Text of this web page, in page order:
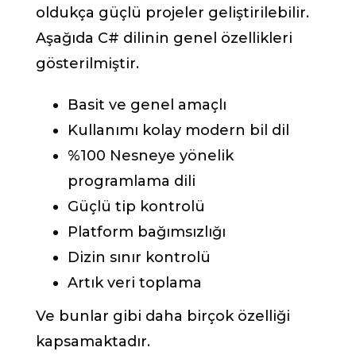
oldukça güçlü projeler geliştirilebilir.
Aşağıda C# dilinin genel özellikleri
gösterilmiştir.
Basit ve genel amaçlı
Kullanımı kolay modern bil dil
%100 Nesneye yönelik
programlama dili
Güçlü tip kontrolü
Platform bağımsızlığı
Dizin sınır kontrolü
Artık veri toplama
Ve bunlar gibi daha birçok özelliği
kapsamaktadır.